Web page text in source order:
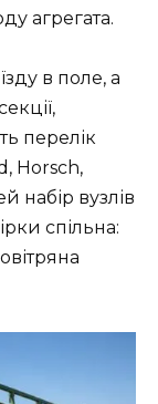
агрегата.
в поле, а
перелік
Horsch,
набір вузлів
спільна: